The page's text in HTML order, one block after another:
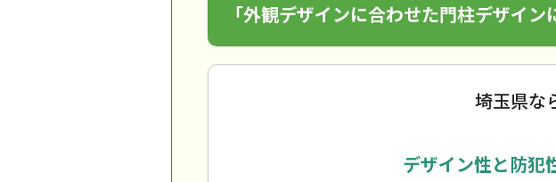
「外観デザインに合わせた門柱デザイン
埼玉県な
デザイン性と防犯